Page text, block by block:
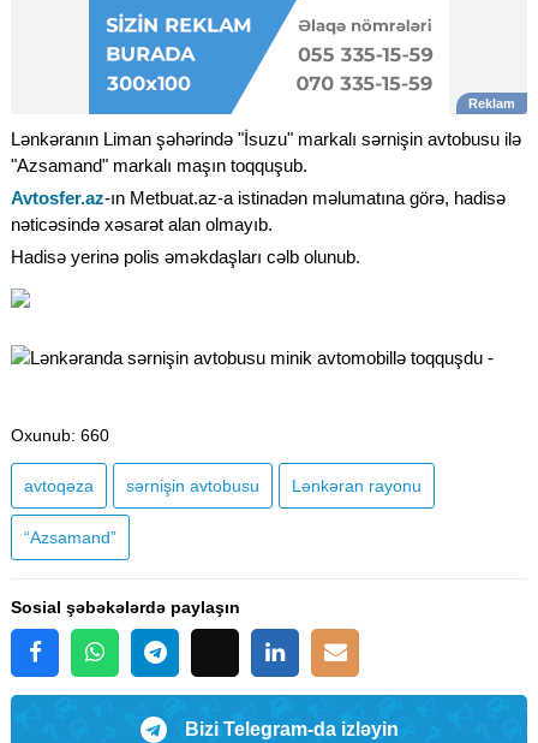
Lənkəranın Liman şəhərində "İsuzu" markalı sərnişin avtobusu ilə
"Azsamand" markalı maşın toqquşub.
Avtosfer.az-ın Metbuat.az-a istinadən məlumatına görə, hadisə
nəticəsində xəsarət alan olmayıb.
Hadisə yerinə polis əməkdaşları cəlb olunub.
Oxunub: 660
avtoqəza sərnişin avtobusu Lənkəran rayonu
“Azsamand”
Sosial şəbəkələrdə paylaşın
Bizi Telegram-da izləyin